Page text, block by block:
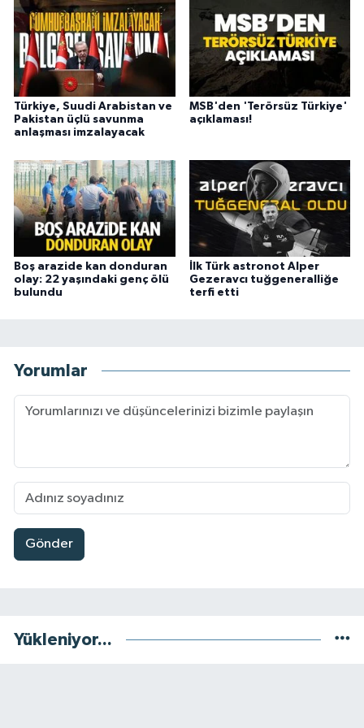
Türkiye, Suudi Arabistan ve
Pakistan üçlü savunma
anlaşması imzalayacak
MSB'den 'Terörsüz Türkiye'
açıklaması!
Boş arazide kan donduran
olay: 22 yaşındaki genç ölü
bulundu
İlk Türk astronot Alper
Gezeravcı tuğgeneralliğe
terfi etti
Yorumlar
Gönder
Yükleniyor...